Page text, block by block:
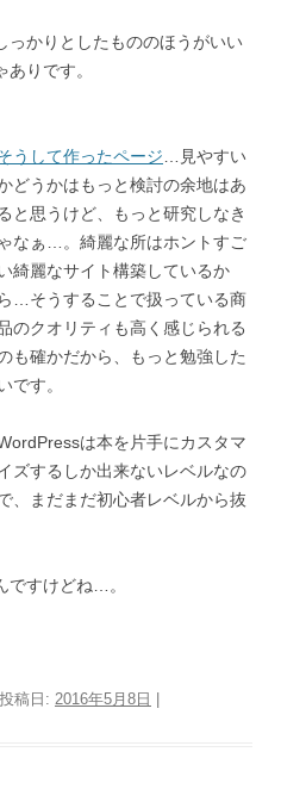
っかりとしたもののほうがいい
りです。
うして作ったページ …見やすい
どうかはもっと検討の余地はあ
ると思うけど、もっと研究しなき
ゃなぁ…。綺麗な所はホントすご
綺麗なサイト構築しているか
ら…そうすることで扱っている商
のクオリティも高く感じられる
も確かだから、もっと勉強した
です。
は本を片手にカスタマ
ズするしか出来ないレベルなの
、まだまだ初心者レベルから抜
ですけどね…。
稿日: 2016年5月8日